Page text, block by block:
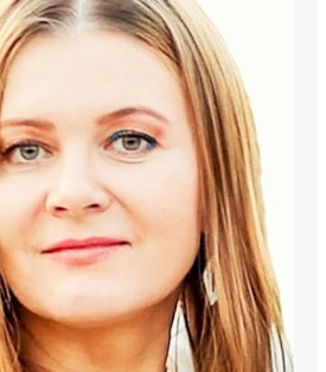
miejsce postojowe w garażu
czynszu najmu. Cena 7000 PLN
razem czynsz najmu 8500 PLN plus
elektrycznej.
m²,
i telefoniczne,
podziemnym w cenie,